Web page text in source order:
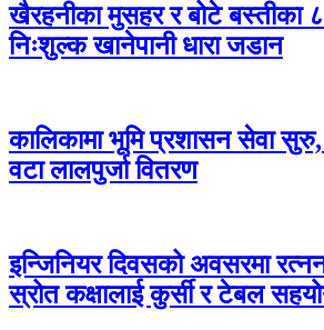
खैरहनीका मुसहर र बोटे बस्तीका
निःशुल्क खानेपानी धारा जडान
कालिकामा भूमि प्रशासन सेवा सुरु,
वटा लालपुर्जा वितरण
इन्जिनियर दिवसको अवसरमा
स्रोत कक्षालाई कुर्सी र टेबल